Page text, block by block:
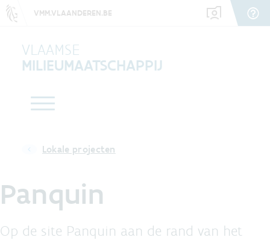
VMM.VLAANDEREN.BE
VLAAMSE
MILIEUMAATSCHAPPIJ
Lokale projecten
Panquin
Op de site Panquin aan de rand van het